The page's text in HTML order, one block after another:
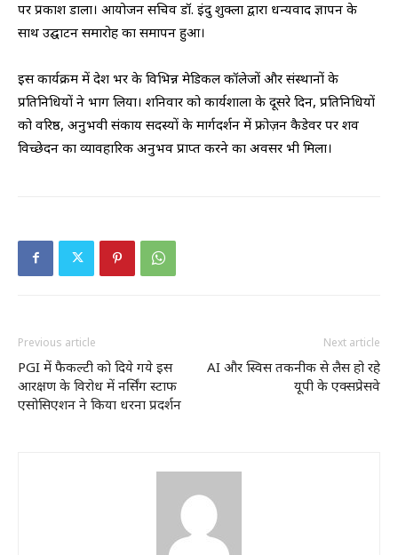
पर प्रकाश डाला। आयोजन सचिव डॉ. इंदु शुक्ला द्वारा धन्यवाद ज्ञापन के
साथ उद्घाटन समारोह का समापन हुआ।
इस कार्यक्रम में देश भर के विभिन्न मेडिकल कॉलेजों और संस्थानों के
प्रतिनिधियों ने भाग लिया। शनिवार को कार्यशाला के दूसरे दिन, प्रतिनिधियों
को वरिष्ठ, अनुभवी संकाय सदस्यों के मार्गदर्शन में फ्रोज़न कैडेवर पर शव
विच्छेदन का व्यावहारिक अनुभव प्राप्त करने का अवसर भी मिला।
Previous article
PGI में फैकल्टी को दिये गये इस
आरक्षण के विरोध में नर्सिंग स्टाफ
एसोसिएशन ने किया धरना प्रदर्शन
Next article
AI और स्विस तकनीक से लैस हो रहे
यूपी के एक्सप्रेसवे